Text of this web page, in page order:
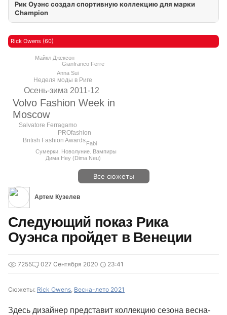
Рик Оуэнс создал спортивную коллекцию для марки
Champion
Rick Owens (60)
Volvo Fashion Week in
Moscow
Осень-зима 2011-12
Salvatore Ferragamo
PROfashion
Неделя моды в Риге
British Fashion Awards
Anna Sui
Сумерки. Новолуние. Вампиры
Gianfranco Ferrе
Майкл Джексон
Дима Неу (Dima Neu)
Fabi
Все сюжеты
Артем Кузелев
Следующий показ Рика
Оуэнса пройдет в Венеции
7255 027 Сентября 2020 23:41
Сюжеты: Rick Owens, Весна-лето 2021
Здесь дизайнер представит коллекцию сезона весна-